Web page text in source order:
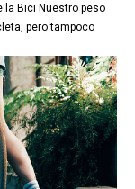
la Bici Nuestro peso
pero tampoco